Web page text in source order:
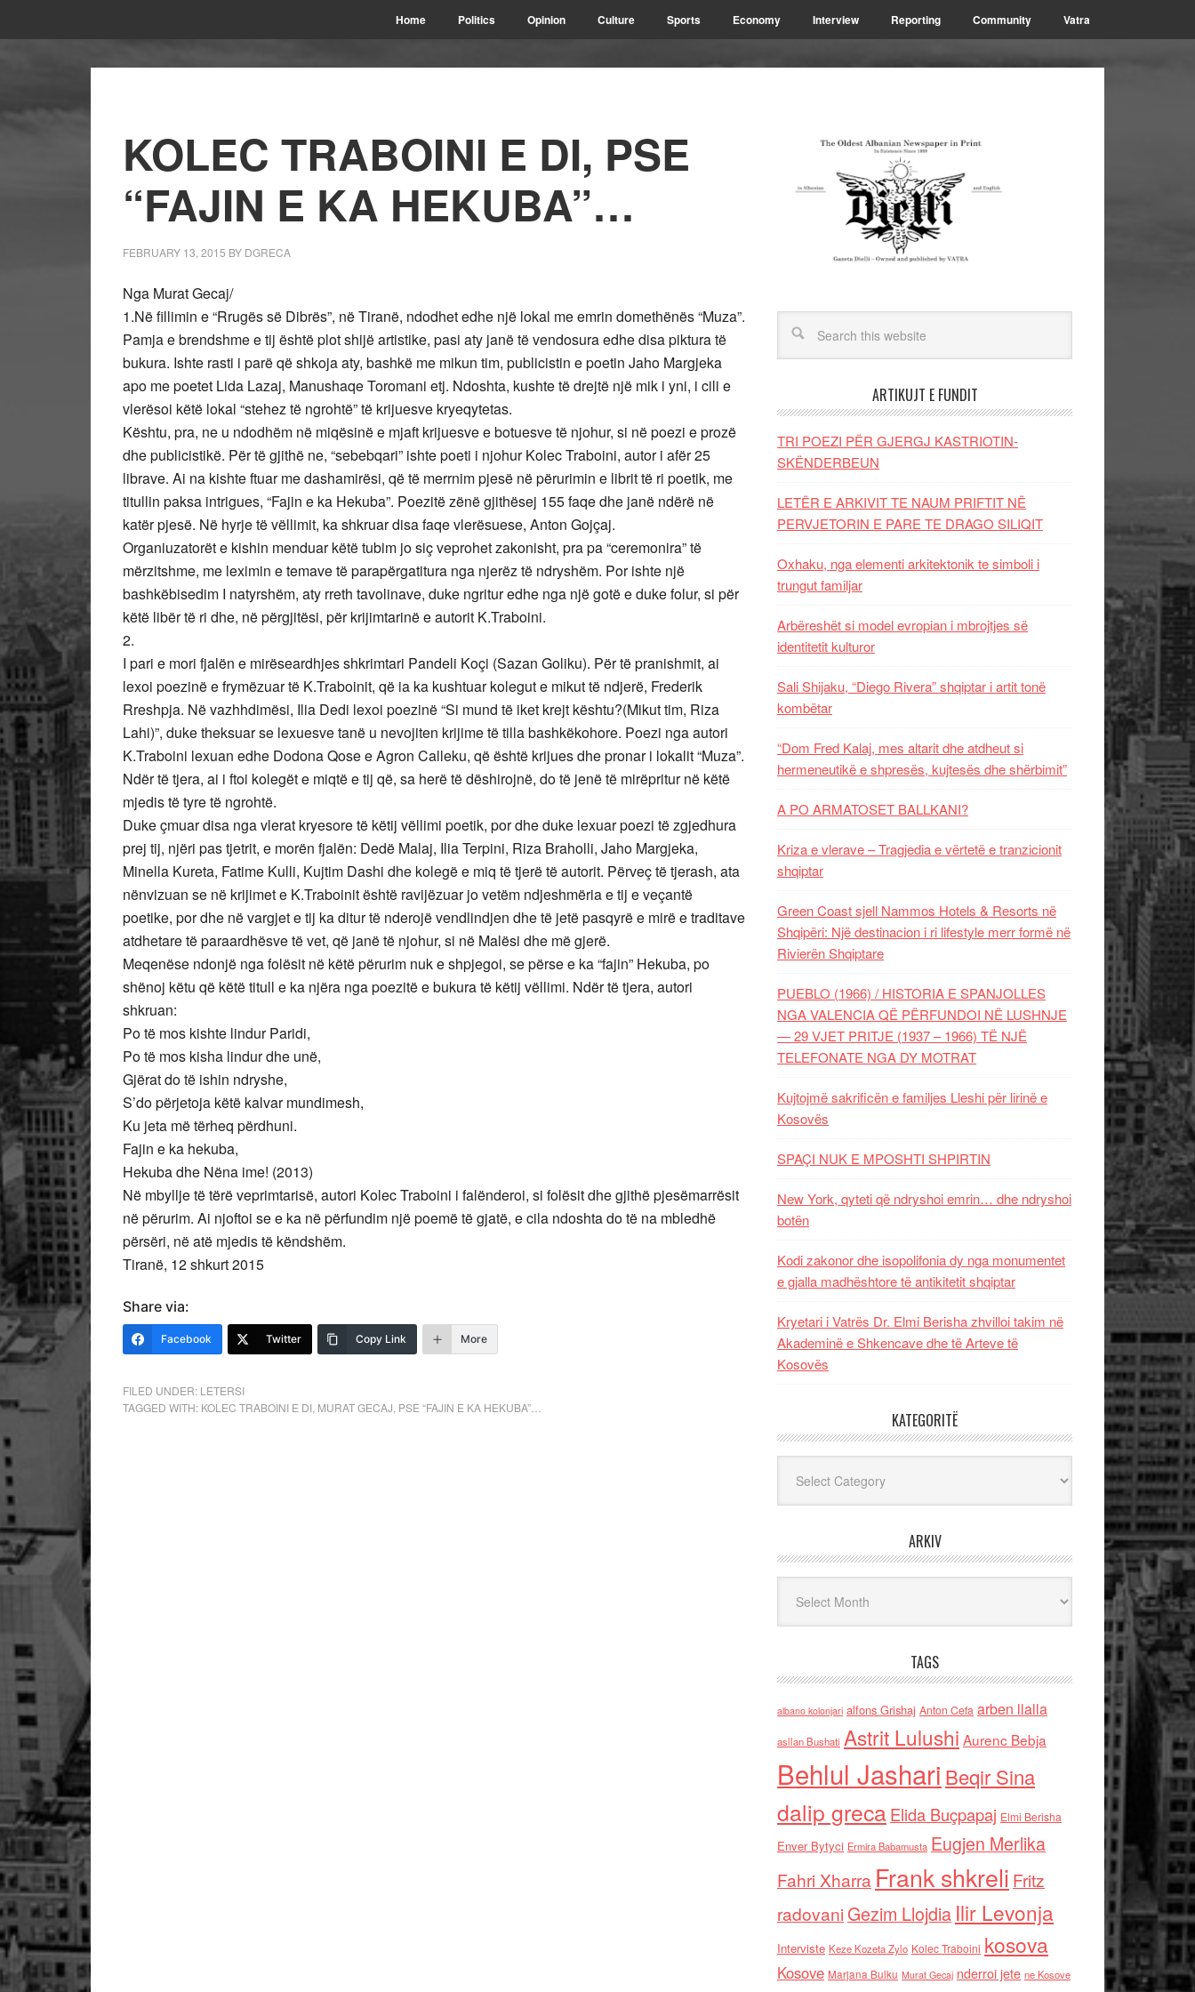
Home Politics Opinion Culture Sports Economy Interview Reporting Community Vatra
KOLEC TRABOINI E DI, PSE
“FAJIN E KA HEKUBA”…
FEBRUARY 13, 2015 BY DGRECA
Nga Murat Gecaj/
1.Në fillimin e “Rrugës së Dibrës”, në Tiranë, ndodhet edhe një lokal me emrin domethënës “Muza”.
Pamja e brendshme e tij është plot shijë artistike, pasi aty janë të vendosura edhe disa piktura të
bukura. Ishte rasti i parë që shkoja aty, bashkë me mikun tim, publicistin e poetin Jaho Margjeka
apo me poetet Lida Lazaj, Manushaqe Toromani etj. Ndoshta, kushte të drejtë një mik i yni, i cili e
vlerësoi këtë lokal “stehez të ngrohtë” të krijuesve kryeqytetas.
Kështu, pra, ne u ndodhëm në miqësinë e mjaft krijuesve e botuesve të njohur, si në poezi e prozë
dhe publicistikë. Për të gjithë ne, “sebebqari” ishte poeti i njohur Kolec Traboini, autor i afër 25
librave. Ai na kishte ftuar me dashamirësi, që të merrnim pjesë në përurimin e librit të ri poetik, me
titullin paksa intrigues, “Fajin e ka Hekuba”. Poezitë zënë gjithësej 155 faqe dhe janë ndërë në
katër pjesë. Në hyrje të vëllimit, ka shkruar disa faqe vlerësuese, Anton Gojçaj.
Organiuzatorët e kishin menduar këtë tubim jo siç veprohet zakonisht, pra pa “ceremonira” të
mërzitshme, me leximin e temave të parapërgatitura nga njerëz të ndryshëm. Por ishte një
bashkëbisedim I natyrshëm, aty rreth tavolinave, duke ngritur edhe nga një gotë e duke folur, si për
këtë libër të ri dhe, në përgjitësi, për krijimtarinë e autorit K.Traboini.
2.
I pari e mori fjalën e mirëseardhjes shkrimtari Pandeli Koçi (Sazan Goliku). Për të pranishmit, ai
lexoi poezinë e frymëzuar të K.Traboinit, që ia ka kushtuar kolegut e mikut të ndjerë, Frederik
Rreshpja. Në vazhhdimësi, Ilia Dedi lexoi poezinë “Si mund të iket krejt kështu?(Mikut tim, Riza
Lahi)”, duke theksuar se lexuesve tanë u nevojiten krijime të tilla bashkëkohore. Poezi nga autori
K.Traboini lexuan edhe Dodona Qose e Agron Calleku, që është krijues dhe pronar i lokalit “Muza”.
Ndër të tjera, ai i ftoi kolegët e miqtë e tij që, sa herë të dëshirojnë, do të jenë të mirëpritur në këtë
mjedis të tyre të ngrohtë.
Duke çmuar disa nga vlerat kryesore të këtij vëllimi poetik, por dhe duke lexuar poezi të zgjedhura
prej tij, njëri pas tjetrit, e morën fjalën: Dedë Malaj, Ilia Terpini, Riza Braholli, Jaho Margjeka,
Minella Kureta, Fatime Kulli, Kujtim Dashi dhe kolegë e miq të tjerë të autorit. Përveç të tjerash, ata
nënvizuan se në krijimet e K.Traboinit është ravijëzuar jo vetëm ndjeshmëria e tij e veçantë
poetike, por dhe në vargjet e tij ka ditur të nderojë vendlindjen dhe të jetë pasqyrë e mirë e traditave
atdhetare të paraardhësve të vet, që janë të njohur, si në Malësi dhe më gjerë.
Meqenëse ndonjë nga folësit në këtë përurim nuk e shpjegoi, se përse e ka “fajin” Hekuba, po
shënoj këtu që këtë titull e ka njëra nga poezitë e bukura të këtij vëllimi. Ndër të tjera, autori
shkruan:
Po të mos kishte lindur Paridi,
Po të mos kisha lindur dhe unë,
Gjërat do të ishin ndryshe,
S’do përjetoja këtë kalvar mundimesh,
Ku jeta më tërheq përdhuni.
Fajin e ka hekuba,
Hekuba dhe Nëna ime! (2013)
Në mbyllje të tërë veprimtarisë, autori Kolec Traboini i falënderoi, si folësit dhe gjithë pjesëmarrësit
në përurim. Ai njoftoi se e ka në përfundim një poemë të gjatë, e cila ndoshta do të na mbledhë
përsëri, në atë mjedis të këndshëm.
Tiranë, 12 shkurt 2015
Share via:
Facebook Twitter Copy Link More
FILED UNDER: LETERSI
TAGGED WITH: KOLEC TRABOINI E DI MURAT GECAJ PSE “FAJIN E KA HEKUBA”…
ARTIKUJT E FUNDIT
TRI POEZI PËR GJERGJ KASTRIOTIN-
SKËNDERBEUN
LETËR E ARKIVIT TE NAUM PRIFTIT NË
PERVJETORIN E PARE TE DRAGO SILIQIT
Oxhaku, nga elementi arkitektonik te simboli i
trungut familjar
Arbëreshët si model evropian i mbrojtjes së
identitetit kulturor
Sali Shijaku, “Diego Rivera” shqiptar i artit tonë
kombëtar
“Dom Fred Kalaj, mes altarit dhe atdheut si
hermeneutikë e shpresës, kujtesës dhe shërbimit”
A PO ARMATOSET BALLKANI?
Kriza e vlerave – Tragjedia e vërtetë e tranzicionit
shqiptar
Green Coast sjell Nammos Hotels & Resorts në
Shqipëri: Një destinacion i ri lifestyle merr formë në
Rivierën Shqiptare
PUEBLO (1966) / HISTORIA E SPANJOLLES
NGA VALENCIA QË PËRFUNDOI NË LUSHNJE
— 29 VJET PRITJE (1937 – 1966) TË NJË
TELEFONATE NGA DY MOTRAT
Kujtojmë sakrificën e familjes Lleshi për lirinë e
Kosovës
SPAÇI NUK E MPOSHTI SHPIRTIN
New York, qyteti që ndryshoi emrin… dhe ndryshoi
botën
Kodi zakonor dhe isopolifonia dy nga monumentet
e gjalla madhështore të antikitetit shqiptar
Kryetari i Vatrës Dr. Elmi Berisha zhvilloi takim në
Akademinë e Shkencave dhe të Arteve të
Kosovës
KATEGORITË
ARKIV
TAGS
albano kolonjari alfons Grishaj Anton Cefa arben llalla
asllan Bushati Astrit Lulushi Aurenc Bebja
Behlul Jashari Beqir Sina
dalip grecaElida Buçpapaj Elmi Berisha
Enver Bytyci Ermira Babamusta Eugjen Merlika
Fahri Xharra Frank shkreli Fritz
radovaniGezim Llojdia Ilir Levonja
Interviste Keze Kozeta Zylo Kolec Traboini kosova
Kosove Marjana Bulku Murat Gecaj nderroi jete ne Kosove